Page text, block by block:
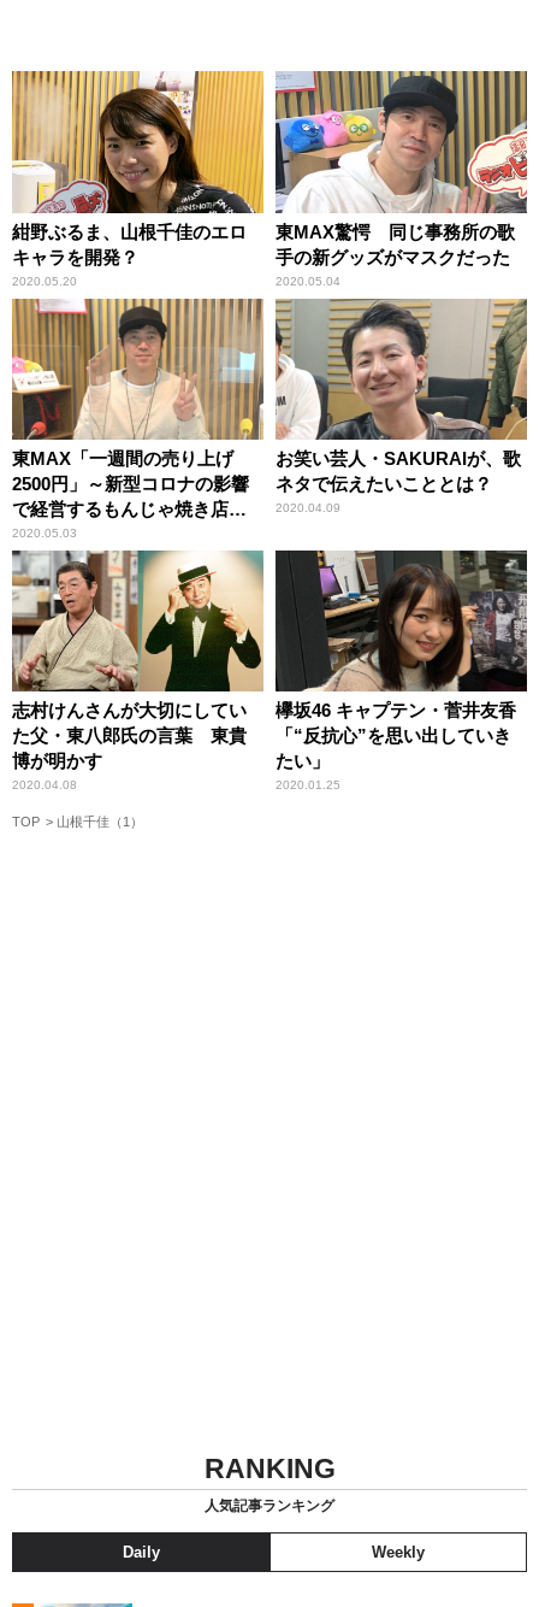
紺野ぶるま、山根千佳のエロ
キャラを開発？
2020.05.20
東MAX驚愕 同じ事務所の歌
手の新グッズがマスクだった
2020.05.04
東MAX「一週間の売り上げ
2500円」～新型コロナの影響
で経営するもんじゃ焼き店が
大打撃
2020.05.03
お笑い芸人・SAKURAIが、歌
ネタで伝えたいこととは？
2020.04.09
志村けんさんが大切にしてい
た父・東八郎氏の言葉 東貴
博が明かす
2020.04.08
欅坂46 キャプテン・菅井友香
「“反抗心”を思い出していき
たい」
2020.01.25
TOP 山根千佳（1）
RANKING
人気記事ランキング
Daily Weekly